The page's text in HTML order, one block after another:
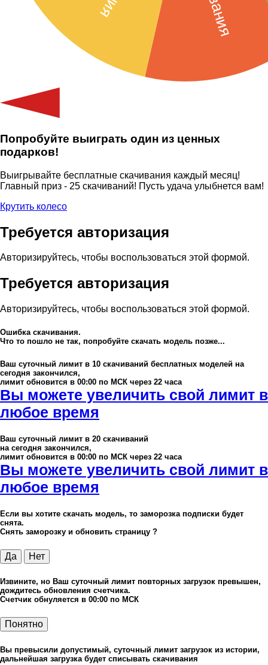
Попробуйте выиграть один из ценных
подарков!
Выигрывайте бесплатные скачивания каждый месяц!
Главный приз - 25 скачиваний! Пусть удача улыбнется вам!
Крутить колесо
Требуется авторизация
Авторизируйтесь, чтобы воспользоваться этой формой.
Требуется авторизация
Авторизируйтесь, чтобы воспользоваться этой формой.
Ошибка скачивания.
Что то пошло не так, попробуйте скачать модель позже...
Ваш суточный лимит в 10 скачиваний бесплатных моделей на
сегодня закончился,
лимит обновится в 00:00 по МСК через 22 часа
Вы можете увеличить свой лимит в
любое время
Ваш суточный лимит в 20 скачиваний
на сегодня закончился,
лимит обновится в 00:00 по МСК через 22 часа
Вы можете увеличить свой лимит в
любое время
Если вы хотите скачать модель, то заморозка подписки будет
снята.
Снять заморозку и обновить страницу ?
Да Нет
Извините, но Ваш суточный лимит повторных загрузок превышен,
дождитесь обновления счетчика.
Счетчик обнуляется в 00:00 по МСК
Понятно
Вы превысили допустимый, суточный лимит загрузок из истории,
дальнейшая загрузка будет списывать скачивания